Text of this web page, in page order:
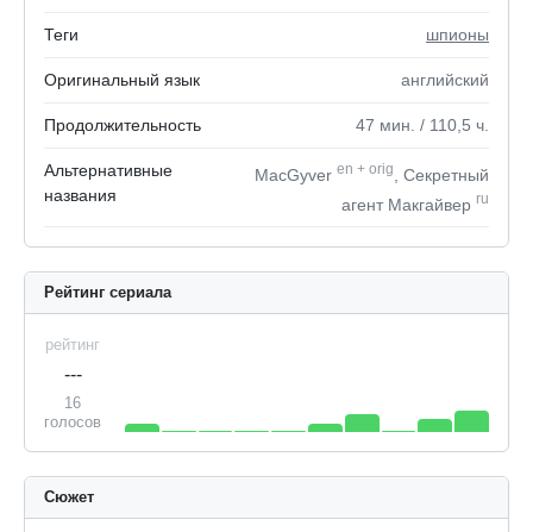
Теги шпионы
Оригинальный язык английский
Продолжительность 47 мин. / 110,5 ч.
Альтернативные
названия
MacGyver en + orig
, Секретный
агент Макгайвер ru
Рейтинг сериала
рейтинг
---
16
голосов
Сюжет